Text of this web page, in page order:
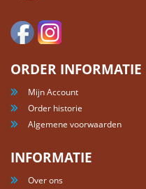
ORDER INFORMATIE
Mijn Account
Order historie
Algemene voorwaarden
INFORMATIE
Over ons